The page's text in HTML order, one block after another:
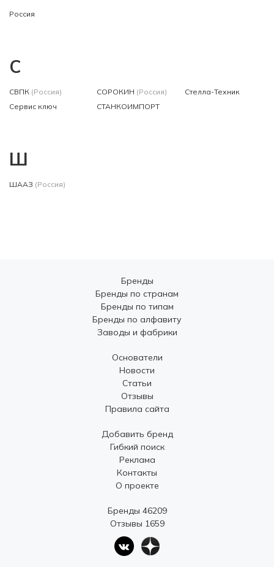
Россия
С
СВПК (Россия)
Сервис ключ
СОРОКИН (Россия)
СТАНКОИМПОРТ
Стелла-Техник
Ш
ШААЗ (Россия)
Бренды
Бренды по странам
Бренды по типам
Бренды по алфавиту
Заводы и фабрики
Основатели
Новости
Статьи
Отзывы
Правила сайта
Добавить бренд
Гибкий поиск
Реклама
Контакты
О проекте
Бренды 46209
Отзывы 1659